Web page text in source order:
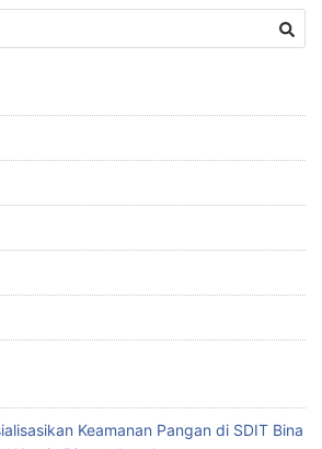
Keamanan Pangan di SDIT Bina